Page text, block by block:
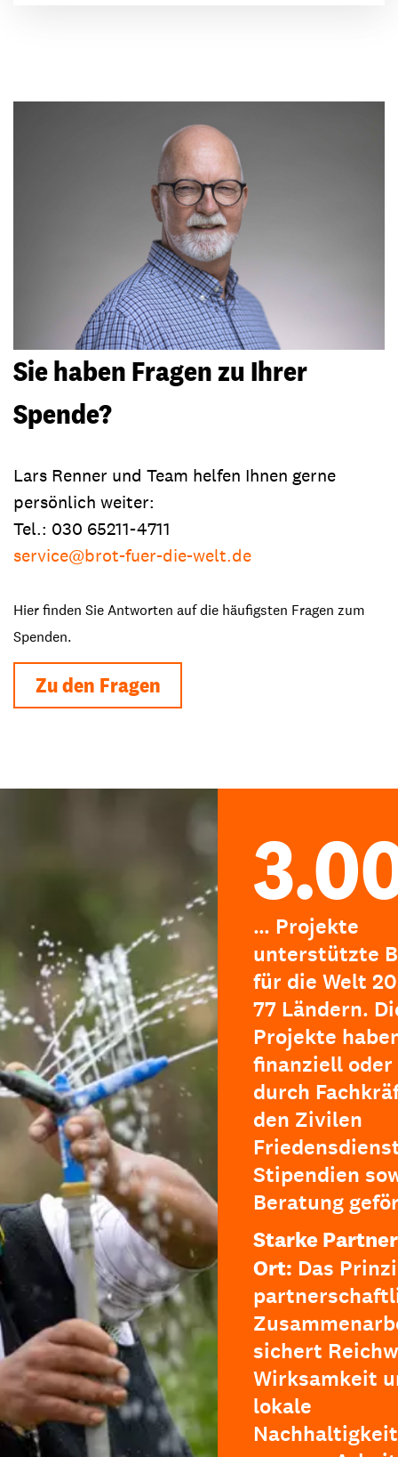
Sie haben Fragen zu Ihrer
Spende?
Lars Renner und Team helfen Ihnen gerne
persönlich weiter:
Tel.: 030 65211-4711
service@brot-fuer-die-welt.de
Hier finden Sie Antworten auf die häufigsten Fragen zum
Spenden.
Zu den Fragen
… Projekte
unterstützte
für die Welt
77 Ländern.
Projekte
finanziell oder
durch
den Zivilen
Stipendien
Beratung
Starke
Ort: Das
sichert
Wirksamkeit
lokale
Nachhaltigkeit